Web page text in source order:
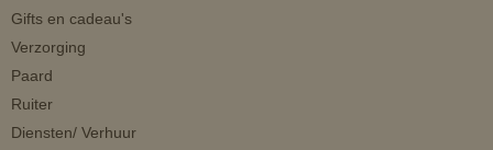
Gifts en cadeau's
Verzorging
Paard
Ruiter
Diensten/ Verhuur